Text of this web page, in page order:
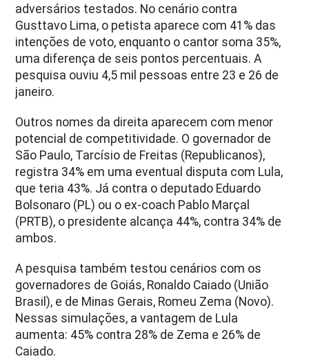
adversários testados. No cenário contra
Gusttavo Lima, o petista aparece com 41% das
intenções de voto, enquanto o cantor soma 35%,
uma diferença de seis pontos percentuais. A
pesquisa ouviu 4,5 mil pessoas entre 23 e 26 de
janeiro.
Outros nomes da direita aparecem com menor
potencial de competitividade. O governador de
São Paulo, Tarcísio de Freitas (Republicanos),
registra 34% em uma eventual disputa com Lula,
que teria 43%. Já contra o deputado Eduardo
Bolsonaro (PL) ou o ex-coach Pablo Marçal
(PRTB), o presidente alcança 44%, contra 34% de
ambos.
A pesquisa também testou cenários com os
governadores de Goiás, Ronaldo Caiado (União
Brasil), e de Minas Gerais, Romeu Zema (Novo).
Nessas simulações, a vantagem de Lula
aumenta: 45% contra 28% de Zema e 26% de
Caiado.